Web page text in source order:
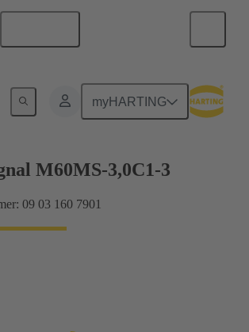
myHARTING
to-Daughtercard Verbindungen
M60MS-3,0C1-3
09 03 160 7901